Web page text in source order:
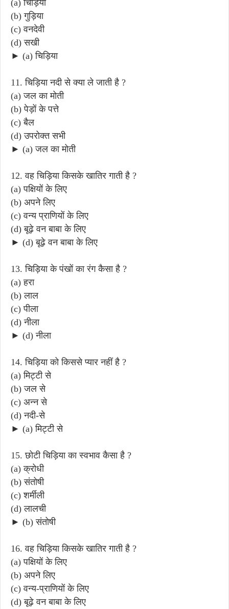
(a) चिड़िया
(b) गुड़िया
(c) वनदेवी
(d) सखी
► (a) चिड़िया
11. चिड़िया नदी से क्या ले जाती है ?
(a) जल का मोती
(b) पेड़ों के पत्ते
(c) बैल
(d) उपरोक्त सभी
► (a) जल का मोती
12. वह चिड़िया किसके खातिर गाती है ?
(a) पक्षियों के लिए
(b) अपने लिए
(c) वन्य प्राणियों के लिए
(d) बूढ़े वन बाबा के लिए
► (d) बूढ़े वन बाबा के लिए
13. चिड़िया के पंखों का रंग कैसा है ?
(a) हरा
(b) लाल
(c) पीला
(d) नीला
► (d) नीला
14. चिड़िया को किससे प्यार नहीं है ?
(a) मिट्टी से
(b) जल से
(c) अन्न से
(d) नदी-से
► (a) मिट्टी से
15. छोटी चिड़िया का स्वभाव कैसा है ?
(a) क्रोधी
(b) संतोषी
(c) शर्मीली
(d) लालची
► (b) संतोषी
16. वह चिड़िया किसके खातिर गाती है ?
(a) पक्षियों के लिए
(b) अपने लिए
(c) वन्य-प्राणियों के लिए
(d) बूढ़े वन बाबा के लिए